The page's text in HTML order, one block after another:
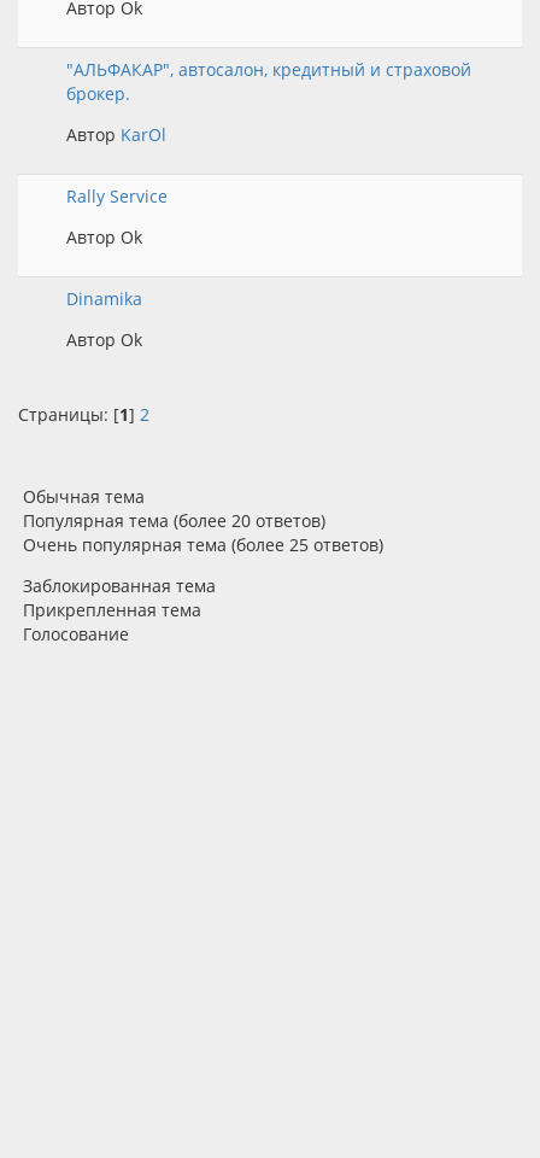
Автор Ok
"АЛЬФАКАР", автосалон, кредитный и страховой
брокер.
Автор KarOl
Rally Service
Автор Ok
Dinamika
Автор Ok
Страницы: [1] 2
Обычная тема
Популярная тема (более 20 ответов)
Очень популярная тема (более 25 ответов)
Заблокированная тема
Прикрепленная тема
Голосование